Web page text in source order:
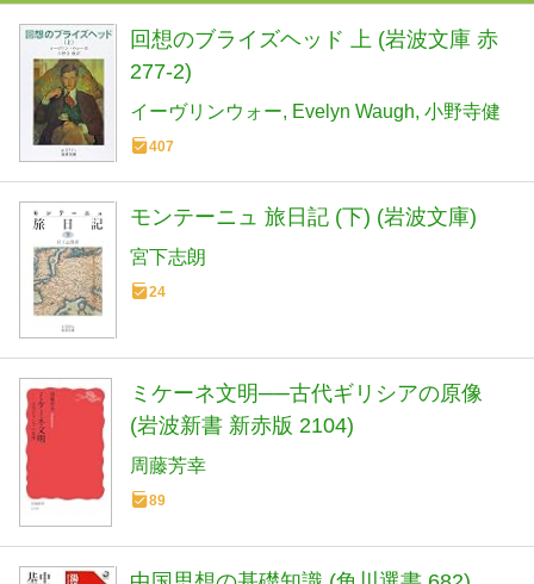
回想のブライズヘッド 上 (岩波文庫 赤
277-2)
イーヴリンウォー Evelyn Waugh 小野寺健
407
モンテーニュ 旅日記 (下) (岩波文庫)
宮下志朗
24
ミケーネ文明──古代ギリシアの原像
(岩波新書 新赤版 2104)
周藤芳幸
89